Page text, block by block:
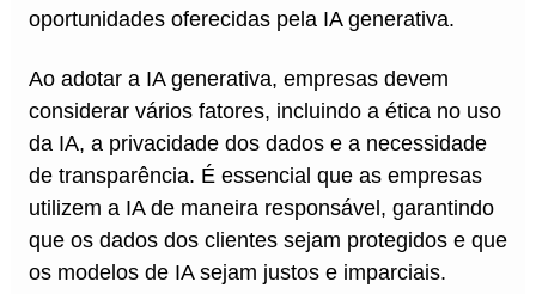
oportunidades oferecidas pela IA generativa.
Ao adotar a IA generativa, empresas devem
considerar vários fatores, incluindo a ética no uso
da IA, a privacidade dos dados e a necessidade
de transparência. É essencial que as empresas
utilizem a IA de maneira responsável, garantindo
que os dados dos clientes sejam protegidos e que
os modelos de IA sejam justos e imparciais.